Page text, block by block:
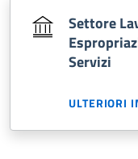
Settore
Servizi
ULTERIORI